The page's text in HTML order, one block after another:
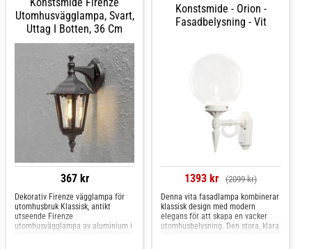
Utomhusvägglampa, Svart,
Uttag I Botten, 36 Cm
367 kr
Dekorativ Firenze vägglampa för
utomhusbruk Klassisk, antikt
utseende Firenze
utomhusvägglampa av aluminium i
Konstsmide - Orion -
Fasadbelysning - Vit
1393 kr (2099 kr)
Denna vita fasadlampa kombinerar
klassisk design med modern
elegans för att skapa en vacker
utomhusbelysning. Den stora, klara